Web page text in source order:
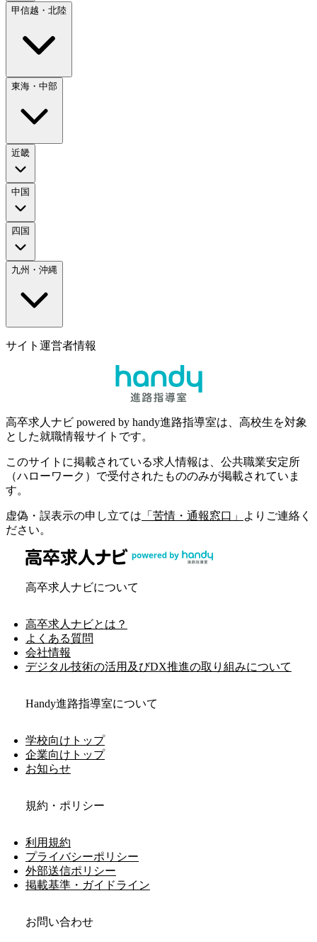
甲信越・北陸
東海・中部
近畿
中国
四国
九州・沖縄
サイト運営者情報
高卒求人ナビ powered by handy進路指導室は、高校生を対象
とした就職情報サイトです。
このサイトに掲載されている求人情報は、公共職業安定所
（ハローワーク）で受付されたもののみが掲載されていま
す。
虚偽・誤表示の申し立ては 「苦情・通報窓口」
よりご連絡く
ださい。
高卒求人ナビについて
高卒求人ナビとは？
よくある質問
会社情報
デジタル技術の活用及びDX推進の取り組みについて
Handy進路指導室について
学校向けトップ
企業向けトップ
お知らせ
規約・ポリシー
利用規約
プライバシーポリシー
外部送信ポリシー
掲載基準・ガイドライン
お問い合わせ